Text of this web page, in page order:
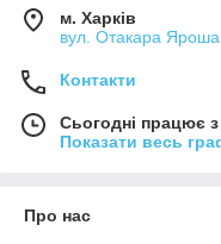
м. Харків
вул. Отакара
Контакти
Сьогодні працює
Показати весь
Про нас